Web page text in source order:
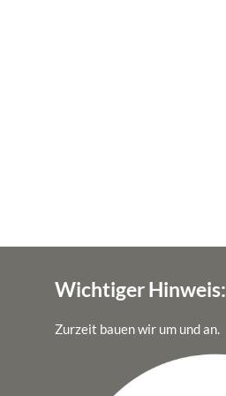
Wichtiger Hinweis:
Zurzeit bauen wir um und an.